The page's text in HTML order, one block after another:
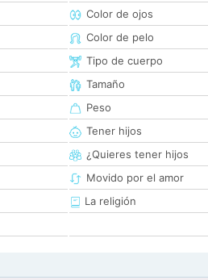
Color de ojos
Color de pelo
Tipo de cuerpo
Tamaño
Peso
Tener hijos
¿Quieres tener hijos
Movido por el amor
La religión